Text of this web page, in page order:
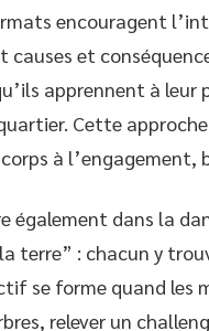
encouragent
et
apprennent à leur
Cette
à l’engagement,
également dans la
terre” : chacun y
se forme quand les
relever un